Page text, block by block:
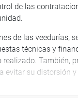
de las
de las veedurías,
técnicas y
También,
evitar su distorsión